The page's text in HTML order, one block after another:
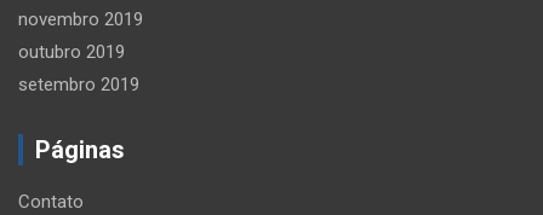
novembro 2019
outubro 2019
setembro 2019
Páginas
Contato